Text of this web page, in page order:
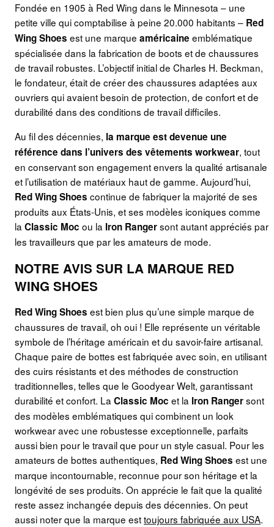
Fondée en 1905 à Red Wing dans le Minnesota – une
petite ville qui comptabilise à peine 20.000 habitants – Red
Wing Shoes est une marque américaine emblématique
spécialisée dans la fabrication de boots et de chaussures
de travail robustes. L’objectif initial de Charles H. Beckman,
le fondateur, était de créer des chaussures adaptées aux
ouvriers qui avaient besoin de protection, de confort et de
durabilité dans des conditions de travail difficiles.
Au fil des décennies, la marque est devenue une
référence dans l’univers des vêtements workwear, tout
en conservant son engagement envers la qualité artisanale
et l’utilisation de matériaux haut de gamme. Aujourd’hui,
Red Wing Shoes continue de fabriquer la majorité de ses
produits aux États-Unis, et ses modèles iconiques comme
la Classic Moc ou la Iron Rangersont autant appréciés par
les travailleurs que par les amateurs de mode.
NOTRE AVIS SUR LA MARQUE RED
WING SHOES
Red Wing Shoes est bien plus qu’une simple marque de
chaussures de travail, oh oui ! Elle représente un véritable
symbole de l’héritage américain et du savoir-faire artisanal.
Chaque paire de bottes est fabriquée avec soin, en utilisant
des cuirs résistants et des méthodes de construction
traditionnelles, telles que le Goodyear Welt, garantissant
durabilité et confort. La Classic Moc et la Iron Rangersont
des modèles emblématiques qui combinent un look
workwear avec une robustesse exceptionnelle, parfaits
aussi bien pour le travail que pour un style casual. Pour les
amateurs de bottes authentiques, Red Wing Shoes est une
marque incontournable, reconnue pour son héritage et la
longévité de ses produits. On apprécie le fait que la qualité
reste assez inchangée depuis des décennies. On peut
aussi noter que la marque esttoujours fabriquée aux USA.